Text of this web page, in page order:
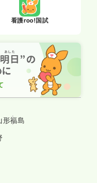
看護roo!国試
形福島